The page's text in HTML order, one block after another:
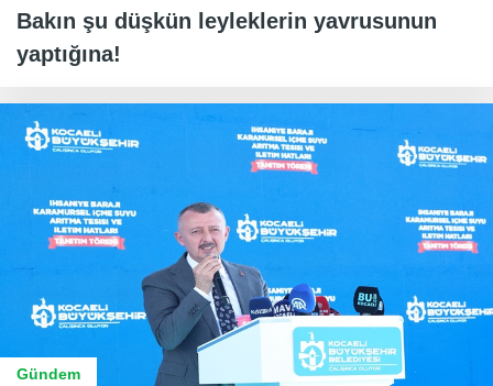
Bakın şu düşkün leyleklerin yavrusunun
yaptığına!
Gündem